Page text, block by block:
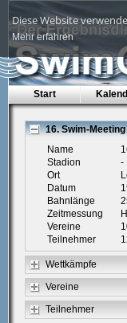
Diese Website
Mehr erfahren
Start
16. Swim-Meeting
Name
Stadion
-
Ort
Datum
Bahnlänge
Zeitmessung
Vereine
Teilnehmer
Wettkämpfe
Vereine
Teilnehmer